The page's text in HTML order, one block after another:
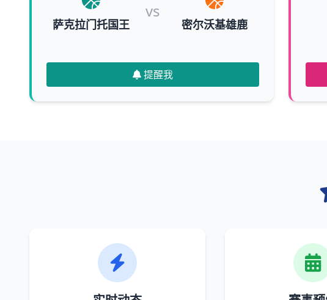
萨克拉门托国王
vs
密尔沃基雄鹿
提醒我